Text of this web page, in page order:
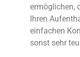
ermöglichen,
Ihren
einfachen
sonst sehr